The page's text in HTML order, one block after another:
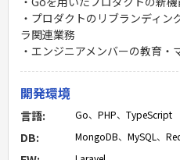
・プロダクトのリブランディ
ラ関連業務
・エンジニアメンバーの教育・
開発環境
言語: Go、 PHP、 TypeScript
DB: MongoDB、 MySQL 、